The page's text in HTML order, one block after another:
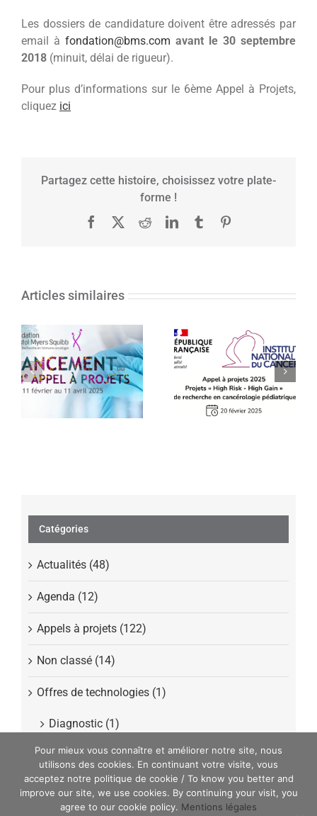
Les dossiers de candidature doivent être adressés par
email à fondation@bms.com avant le 30 septembre
2018 (minuit, délai de rigueur).
Pour plus d’informations sur le 6ème Appel à Projets,
cliquez ici
Partagez cette histoire, choisissez votre plate-
forme !
Facebook RedditLinkedInTumblr
Articles similaires
14e Appel à
projets de la
Fondation Bristol
Myers Squibb
pour la recherche
en Immuno-
Appel à projets
2025 Projets «
High Risk – High
Gain » de
recherche en
cancérologie
Catégories
Actualités (48)
Agenda (12)
Appels à projets (122)
Non classé (14)
Offres de technologies (1)
Diagnostic (1)
Presse (40)
Pour mieux vous connaître et améliorer notre site, nous
utilisons des cookies. En continuant votre visite, vous
acceptez notre politique de cookie / To know you better and
improve our site, we use cookies. By continuing your visit, you
agree to our cookie policy. Mentions légales